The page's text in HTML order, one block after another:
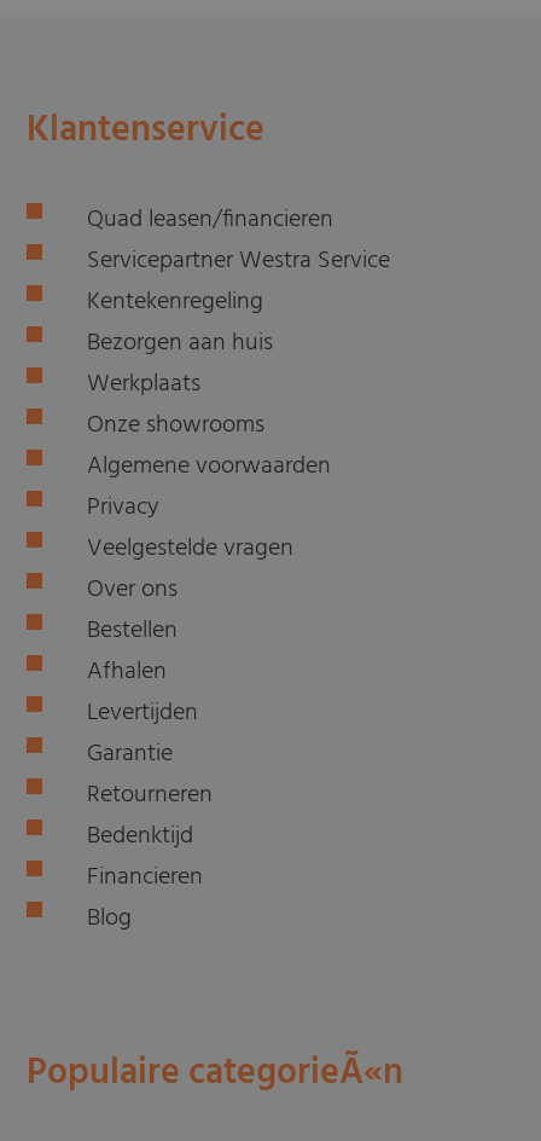
Klantenservice
Quad leasen/financieren
Servicepartner Westra Service
Kentekenregeling
Bezorgen aan huis
Werkplaats
Onze showrooms
Algemene voorwaarden
Privacy
Veelgestelde vragen
Over ons
Bestellen
Afhalen
Levertijden
Garantie
Retourneren
Bedenktijd
Financieren
Blog
Populaire categorieÃ«n